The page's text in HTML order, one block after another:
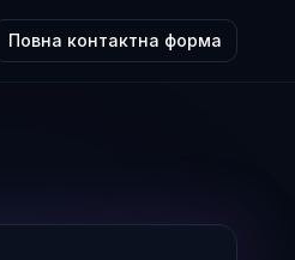
Повна контактна форма